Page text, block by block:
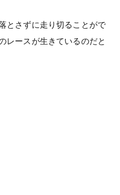
とさずに走り切ることがで
レースが生きているのだと